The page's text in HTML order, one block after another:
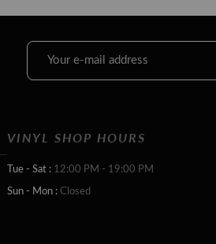
VINYL SHOP HOURS
Tue - Sat : 12:00 PM - 19:00 PM
Sun - Mon : Closed